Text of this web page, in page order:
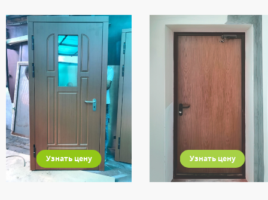
Узнать цену Узнать цену